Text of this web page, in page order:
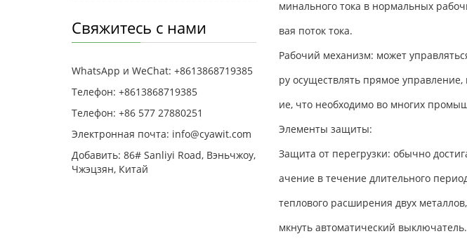
минального тока в нормальных
вая поток тока.
Рабочий механизм: может
ру осуществлять прямое
ие, что необходимо во многих
Элементы защиты:
Защита от перегрузки: обычно
ачение в течение длительного
теплового расширения двух
мкнуть автоматический выключатель.
Свяжитесь с нами
WhatsApp и WeChat: +8613868719385
Телефон: +8613868719385
Телефон: +86 577 27880251
Электронная почта: info@cyawit.com
Добавить: 86# Sanliyi Road, Вэньчжоу,
Чжэцзян, Китай